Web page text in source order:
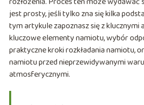
jest prosty, jeśli tylko zna się kilka
tym artykule zapoznasz się z klucznymi
kluczowe elementy namiotu, wybór
praktyczne kroki rozkładania namiotu,
namiotu przed nieprzewidywanymi
atmosferycznymi.